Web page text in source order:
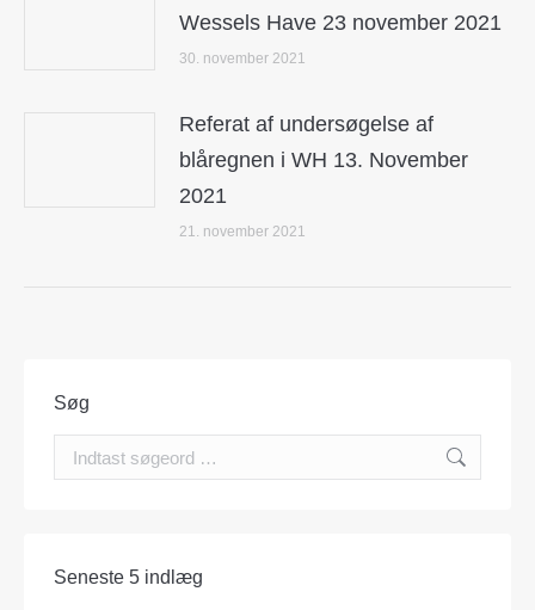
Wessels Have 23 november 2021
30. november 2021
Referat af undersøgelse af
blåregnen i WH 13. November
2021
21. november 2021
Søg
Search:
Seneste 5 indlæg